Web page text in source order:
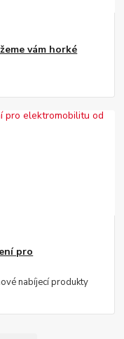
vám horké
pro
nabíjecí produkty